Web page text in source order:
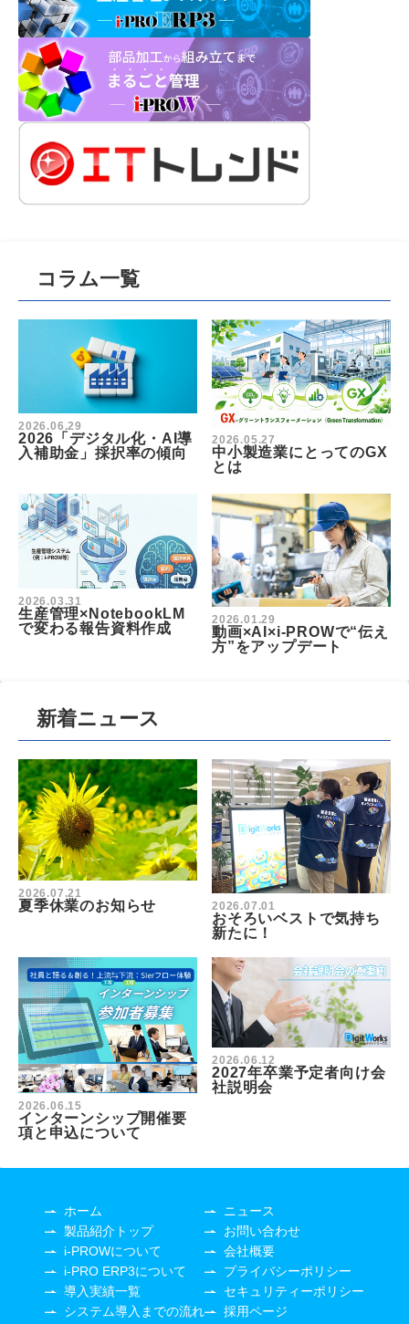
コラム一覧
2026.06.29
2026「デジタル化・AI導
入補助金」採択率の傾向
2026.05.27
中小製造業にとってのGX
とは
2026.03.31
生産管理×NotebookLM
で変わる報告資料作成
2026.01.29
動画×AI×i-PROWで“伝え
方”をアップデート
新着ニュース
2026.07.21
夏季休業のお知らせ 2026.07.01
おそろいベストで気持ち
新たに！
2026.06.15
インターンシップ開催要
項と申込について
2026.06.12
2027年卒業予定者向け会
社説明会
ホーム
製品紹介トップ
i-PROWについて
i-PRO ERP3について
導入実績一覧
システム導入までの流れ
ニュース
お問い合わせ
会社概要
プライバシーポリシー
セキュリティーポリシー
採用ページ